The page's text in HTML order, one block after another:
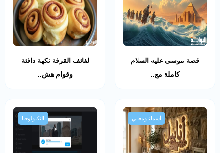
قصة موسى عليه السلام
كاملة مع..
لفائف القرفة نكهة دافئة
وقوام هش..
أسماء ومعاني التكنولوجيا